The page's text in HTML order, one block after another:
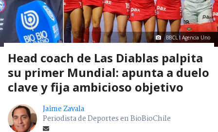
BBCL I Agencia Uno
Head coach de Las Diablas palpita
su primer Mundial: apunta a duelo
clave y fija ambicioso objetivo
Jaime Zavala
Periodista de Deportes en BioBioChile